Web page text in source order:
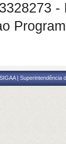
SIGAA | Superintendência